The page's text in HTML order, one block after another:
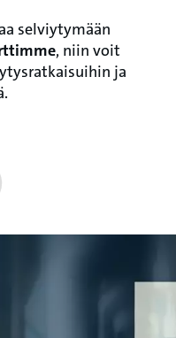
selviytymään
, niin voit
ja